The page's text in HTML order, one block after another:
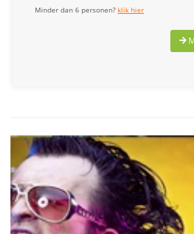
Minder dan 6 personen?klik hier